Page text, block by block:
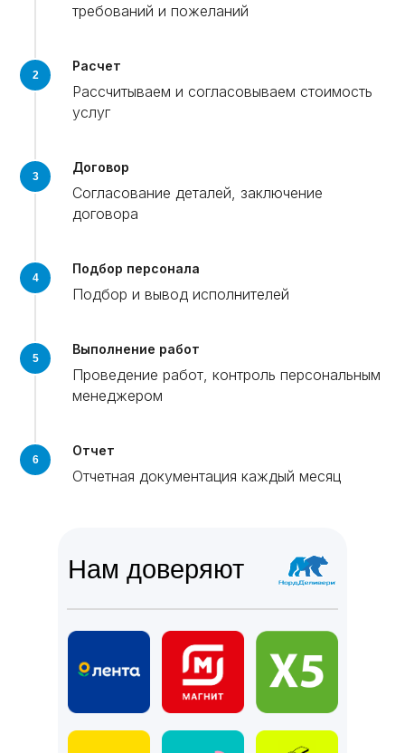
требований и пожеланий
Расчет
Рассчитываем и согласовываем стоимость
услуг
Договор
Согласование деталей, заключение
договора
Подбор персонала
Подбор и вывод исполнителей
Выполнение работ
Проведение работ, контроль персональным
менеджером
Отчет
Отчетная документация каждый месяц
Нам доверяют